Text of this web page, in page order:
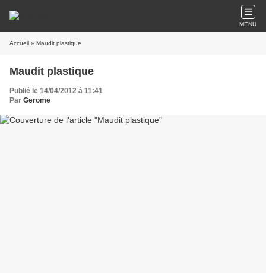
MENU
Accueil » Maudit plastique
Maudit plastique
Publié le 14/04/2012 à 11:41
Par Gerome